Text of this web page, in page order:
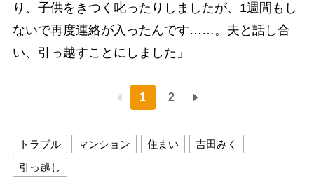
り、子供をきつく叱ったりしましたが、1週間もし
ないで再度連絡が入ったんです……。夫と話し合
い、引っ越すことにしました」
1 2
トラブル マンション 住まい
吉田みく
引っ越し